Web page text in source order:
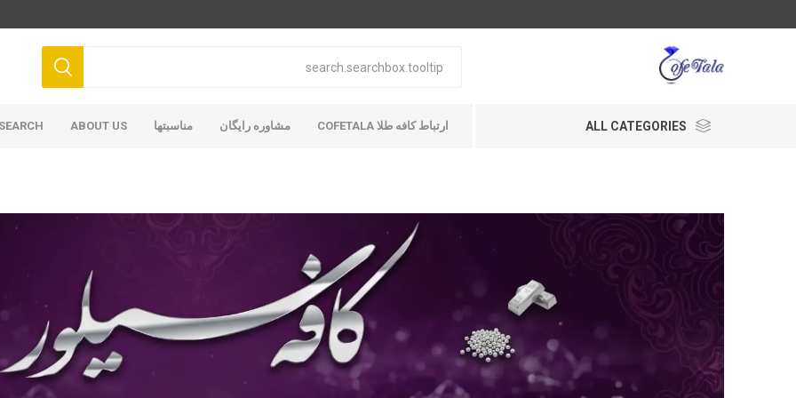
ALL CATEGORIES ارتباط کافه طلا COFETALA مشاوره رایگان مناسبتها ABOUT US
SEARCH